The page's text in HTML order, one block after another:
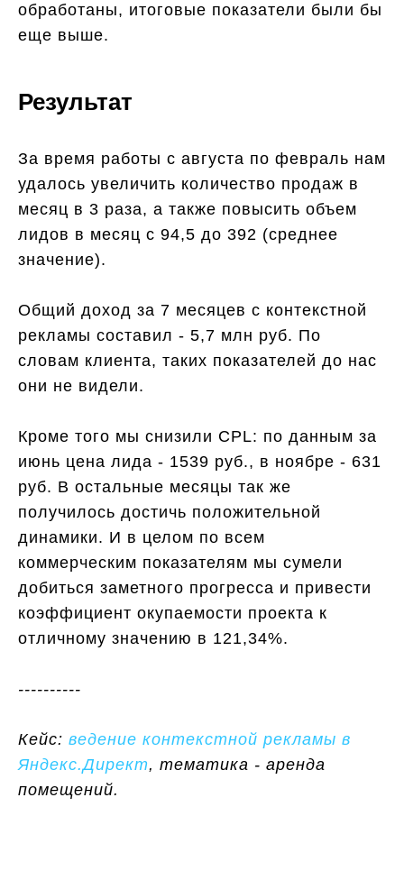
обработаны, итоговые показатели были бы
еще выше.
Результат
За время работы с августа по февраль нам
удалось увеличить количество продаж в
месяц в 3 раза, а также повысить объем
лидов в месяц с 94,5 до 392 (среднее
значение).
Общий доход за 7 месяцев с контекстной
рекламы составил - 5,7 млн руб. По
словам клиента, таких показателей до нас
они не видели.
Кроме того мы снизили CPL: по данным за
июнь цена лида - 1539 руб., в ноябре - 631
руб. В остальные месяцы так же
получилось достичь положительной
динамики. И в целом по всем
коммерческим показателям мы сумели
добиться заметного прогресса и привести
коэффициент окупаемости проекта к
отличному значению в 121,34%.
----------
Кейс: ведение контекстной рекламы в
Яндекс.Директ, тематика - аренда
помещений.